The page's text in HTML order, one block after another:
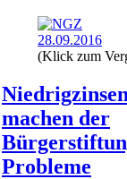
(Klick zum
machen der
Probleme